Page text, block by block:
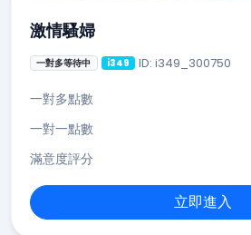
激情騷婦
一對多等待中 i349 ID: i349_300750
一對多點數
一對一點數
滿意度評分
立即進入